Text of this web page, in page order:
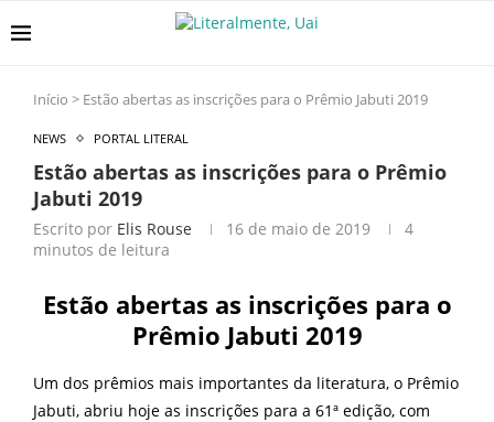
Início > Estão abertas as inscrições para o Prêmio Jabuti 2019
NEWS PORTAL LITERAL
Estão abertas as inscrições para o Prêmio
Jabuti 2019
Escrito por Elis Rouse 16 de maio de 2019
4
minutos de leitura
Estão abertas as inscrições para o
Prêmio Jabuti 2019
Um dos prêmios mais importantes da literatura, o Prêmio
Jabuti, abriu hoje as inscrições para a 61ª edição, com